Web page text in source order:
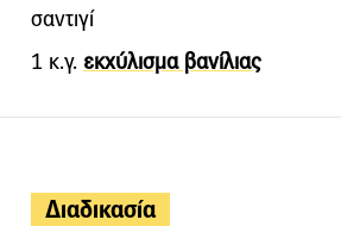
σαντιγί
1 κ.γ. εκχύλισμα βανίλιας
Διαδικασία